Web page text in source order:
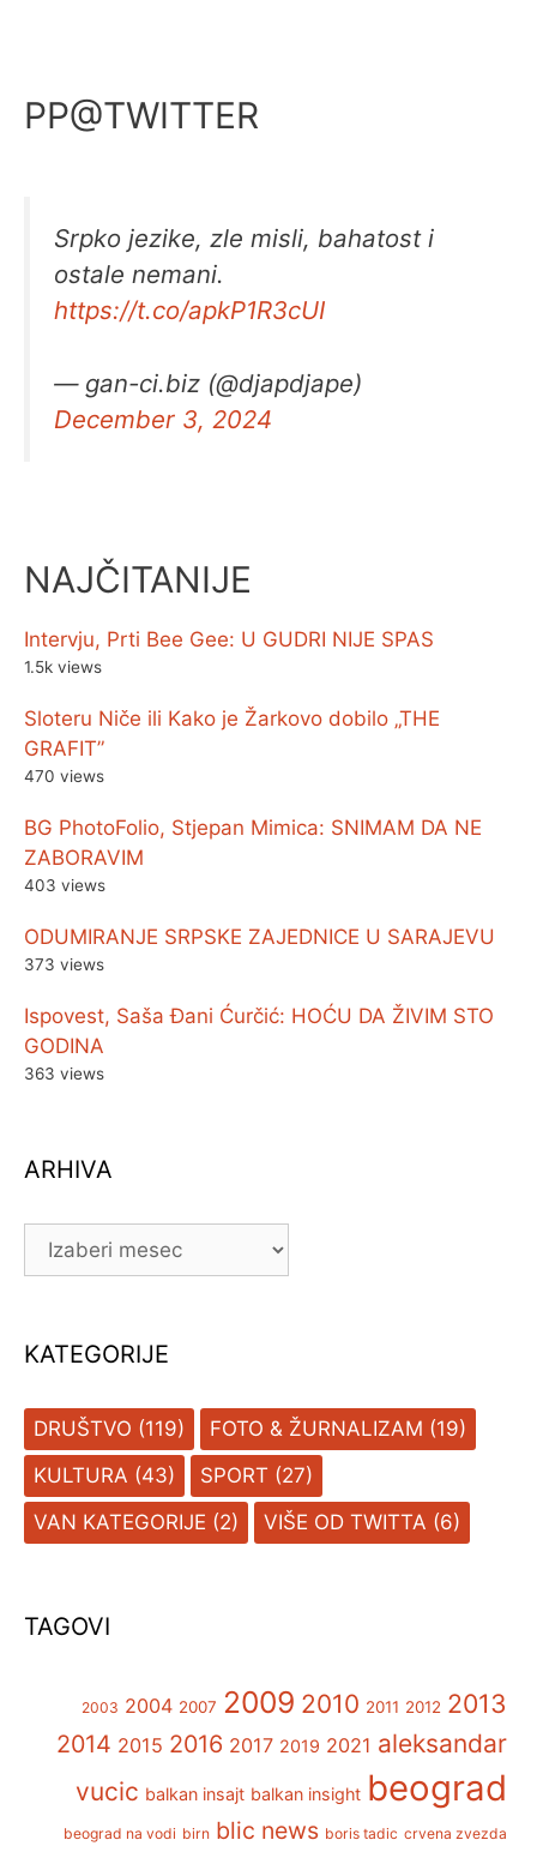
PP@TWITTER
Srpko jezike, zle misli, bahatost i
ostale nemani.
https://t.co/apkP1R3cUI
— gan-ci.biz (@djapdjape)
December 3, 2024
NAJČITANIJE
Intervju, Prti Bee Gee: U GUDRI NIJE SPAS
1.5k views
Sloteru Niče ili Kako je Žarkovo dobilo „THE
GRAFIT”
470 views
BG PhotoFolio, Stjepan Mimica: SNIMAM DA NE
ZABORAVIM
403 views
ODUMIRANJE SRPSKE ZAJEDNICE U SARAJEVU
373 views
Ispovest, Saša Đani Ćurčić: HOĆU DA ŽIVIM STO
GODINA
363 views
ARHIVA
ARHIVA
KATEGORIJE
DRUŠTVO (119) FOTO & ŽURNALIZAM (19)
KULTURA (43) SPORT (27)
VAN KATEGORIJE (2) VIŠE OD TWITTA (6)
TAGOVI
2003 2004 2007 2009 2010 2011 2012 2013
2014 2015 2016 2017 2019 2021 aleksandar
vucic balkan insajt balkan insight beograd
beograd na vodi birn blic news boris tadic crvena zvezda